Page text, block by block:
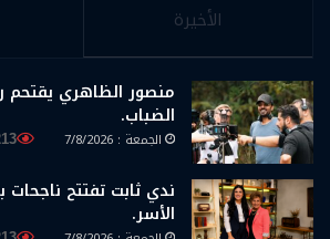
الأخيرة
منصور الظاهري يقتحم
الضباب.
الجمعة : 7/8/2026
ندي ثابت تفتتح
الأسر.